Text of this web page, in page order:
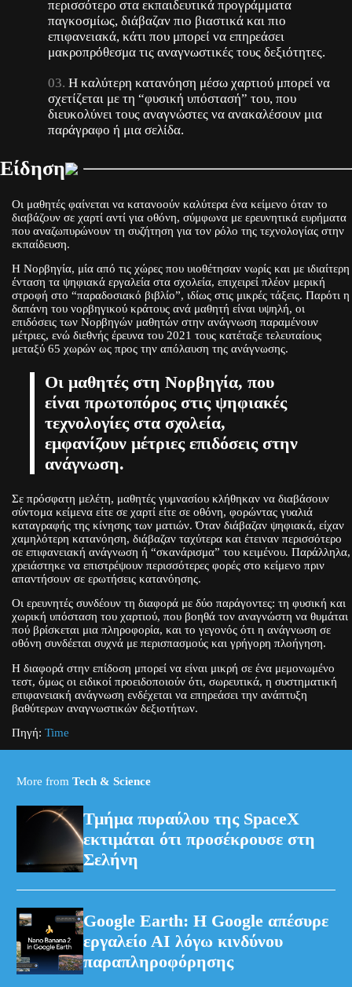
περισσότερο στα εκπαιδευτικά προγράμματα
παγκοσμίως, διάβαζαν πιο βιαστικά και πιο
επιφανειακά, κάτι που μπορεί να επηρεάσει
μακροπρόθεσμα τις αναγνωστικές τους δεξιότητες.
Η καλύτερη κατανόηση μέσω χαρτιού μπορεί να
σχετίζεται με τη “φυσική υπόστασή” του, που
διευκολύνει τους αναγνώστες να ανακαλέσουν μια
παράγραφο ή μια σελίδα.
Είδηση
Οι μαθητές φαίνεται να κατανοούν καλύτερα ένα κείμενο όταν το
διαβάζουν σε χαρτί αντί για οθόνη, σύμφωνα με ερευνητικά ευρήματα
που αναζωπυρώνουν τη συζήτηση για τον ρόλο της τεχνολογίας στην
εκπαίδευση.
Η Νορβηγία, μία από τις χώρες που υιοθέτησαν νωρίς και με ιδιαίτερη
ένταση τα ψηφιακά εργαλεία στα σχολεία, επιχειρεί πλέον μερική
στροφή στο “παραδοσιακό βιβλίο”, ιδίως στις μικρές τάξεις. Παρότι η
δαπάνη του νορβηγικού κράτους ανά μαθητή είναι υψηλή, οι
επιδόσεις των Νορβηγών μαθητών στην ανάγνωση παραμένουν
μέτριες, ενώ διεθνής έρευνα του 2021 τους κατέταξε τελευταίους
μεταξύ 65 χωρών ως προς την απόλαυση της ανάγνωσης.
Οι μαθητές στη Νορβηγία, που
είναι πρωτοπόρος στις ψηφιακές
τεχνολογίες στα σχολεία,
εμφανίζουν μέτριες επιδόσεις στην
ανάγνωση.
Σε πρόσφατη μελέτη, μαθητές γυμνασίου κλήθηκαν να διαβάσουν
σύντομα κείμενα είτε σε χαρτί είτε σε οθόνη, φορώντας γυαλιά
καταγραφής της κίνησης των ματιών. Όταν διάβαζαν ψηφιακά, είχαν
χαμηλότερη κατανόηση, διάβαζαν ταχύτερα και έτειναν περισσότερο
σε επιφανειακή ανάγνωση ή “σκανάρισμα” του κειμένου. Παράλληλα,
χρειάστηκε να επιστρέψουν περισσότερες φορές στο κείμενο πριν
απαντήσουν σε ερωτήσεις κατανόησης.
Οι ερευνητές συνδέουν τη διαφορά με δύο παράγοντες: τη φυσική και
χωρική υπόσταση του χαρτιού, που βοηθά τον αναγνώστη να θυμάται
πού βρίσκεται μια πληροφορία, και το γεγονός ότι η ανάγνωση σε
οθόνη συνδέεται συχνά με περισπασμούς και γρήγορη πλοήγηση.
Η διαφορά στην επίδοση μπορεί να είναι μικρή σε ένα μεμονωμένο
τεστ, όμως οι ειδικοί προειδοποιούν ότι, σωρευτικά, η συστηματική
επιφανειακή ανάγνωση ενδέχεται να επηρεάσει την ανάπτυξη
βαθύτερων αναγνωστικών δεξιοτήτων.
Πηγή:Time
More from Tech & Science
Τμήμα πυραύλου της SpaceX
εκτιμάται ότι προσέκρουσε στη
Σελήνη
Google Earth: Η Google απέσυρε
εργαλείο ΑΙ λόγω κινδύνου
παραπληροφόρησης